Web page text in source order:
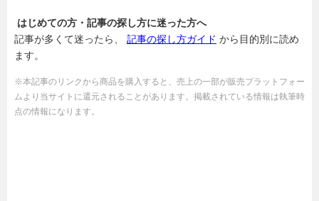
はじめての方・記事の探し方に迷った方へ
記事が多くて迷ったら、 記事の探し方ガイド から目的別に読め
ます。
※本記事のリンクから商品を購入すると、売上の一部が販売プラットフォー
ムより当サイトに還元されることがあります。掲載されている情報は執筆時
点の情報になります。